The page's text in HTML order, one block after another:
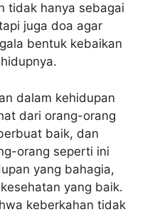
tidak hanya sebagai
juga doa agar
bentuk kebaikan
dalam kehidupan
dari orang-orang
baik, dan
orang seperti ini
yang bahagia,
yang baik.
keberkahan tidak